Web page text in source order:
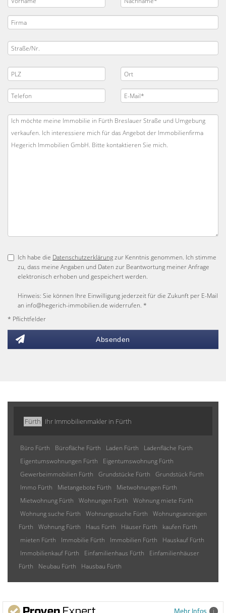
Ich habe die Datenschutzerklärungzur Kenntnis genommen. Ich stimme
zu, dass meine Angaben und Daten zur Beantwortung meiner Anfrage
elektronisch erhoben und gespeichert werden.
Hinweis: Sie können Ihre Einwilligung jederzeit für die Zukunft per E-Mail
an info@hegerich-immobilien.de widerrufen. *
* Pflichtfelder
Absenden
Fürth Ihr Immobilienmakler in Fürth
Büro Fürth Bürofläche Fürth Laden Fürth
Ladenfläche Fürth
Eigentumswohnungen Fürth
Eigentumswohnung Fürth
Gewerbeimmobilien Fürth
Grundstücke Fürth
Grundstück Fürth
Immo Fürth
Mietangebote Fürth
Mietwohnungen Fürth
Mietwohnung Fürth
Wohnungen Fürth
Wohnung miete Fürth
Wohnung suche Fürth
Wohnungssuche Fürth
Wohnungsanzeigen
Fürth
Wohnung Fürth Haus Fürth Häuser Fürth
kaufen Fürth
mieten Fürth
Immobilie Fürth Immobilien Fürth
Hauskauf Fürth
Immobilienkauf Fürth
Einfamilienhaus Fürth
Einfamilienhäuser
Fürth
Neubau Fürth Hausbau Fürth
Mehr Infos